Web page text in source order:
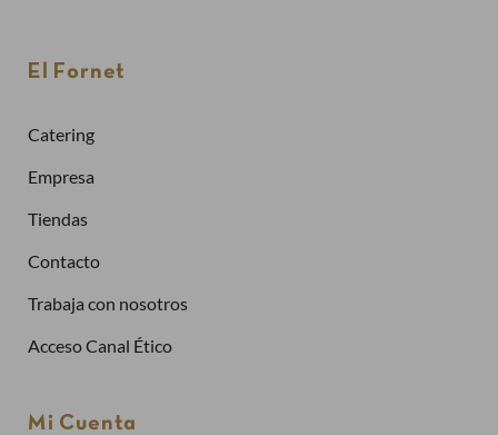
El Fornet
Catering
Empresa
Tiendas
Contacto
Trabaja con nosotros
Acceso Canal Ético
Mi Cuenta
cuenta
Comprar más rápidamente
Ya tengo cuenta